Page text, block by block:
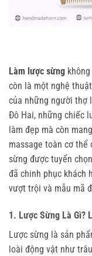
Làm lược sừng
còn là một nghệ
của những người thợ
Đô Hai, những chiếc
làm đẹp mà còn
massage toàn cơ
sừng được tuyển
đã chinh phục khách
vượt trội và mẫu mã
1. Lược Sừng Là Gì?
Lược sừng là sản
loài động vật như